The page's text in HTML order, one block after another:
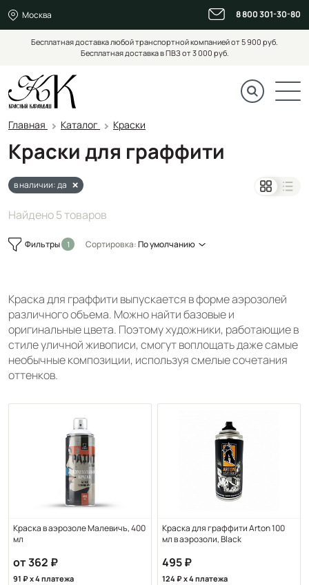
Москва 8 800 301-30-80
Бесплатная доставка любой транспортной компанией от 5 900 руб.
Бесплатная доставка в ПВЗ от 3 000 руб.
Главная Каталог Краски
Краски для граффити
в наличии: да
Найдено 5 товаров
Фильтры Сортировка:По умолчанию
Краска для граффити выпускается в форме аэрозолей
различного объема. Можно найти базовые и
оригинальные цвета. Поэтому художники, работающие в
стиле уличной живописи, смогут воплощать даже самые
необычные композиции, используя смелые сочетания
оттенков.
Краска в аэрозоле Малевичъ, 400
мл
от 362
91 x 4 платежа
Краска для граффити Arton 100
мл в аэрозоли, Black
495
124 x 4 платежа